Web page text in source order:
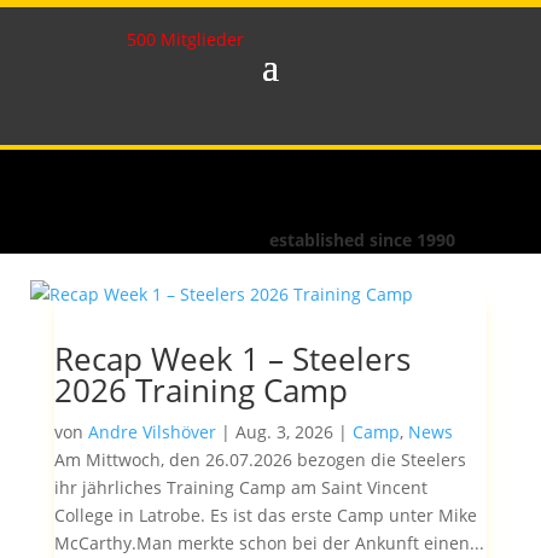
500 Mitglieder
established since 1990
Recap Week 1 – Steelers
2026 Training Camp
von Andre Vilshöver| Aug. 3, 2026| Camp, News
Am Mittwoch, den 26.07.2026 bezogen die Steelers
ihr jährliches Training Camp am Saint Vincent
College in Latrobe. Es ist das erste Camp unter Mike
McCarthy.Man merkte schon bei der Ankunft einen...